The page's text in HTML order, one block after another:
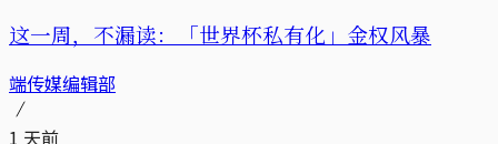
这一周，不漏读：「世界杯私有化」金权风暴
端传媒编辑部
1 天前